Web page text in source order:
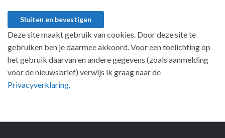
Deze site maakt gebruik van cookies. Door deze site te
gebruiken ben je daarmee akkoord. Voor een toelichting op
het gebruik daarvan en andere gegevens (zoals aanmelding
voor de nieuwsbrief) verwijs ik graag naar de
Privacyverklaring.